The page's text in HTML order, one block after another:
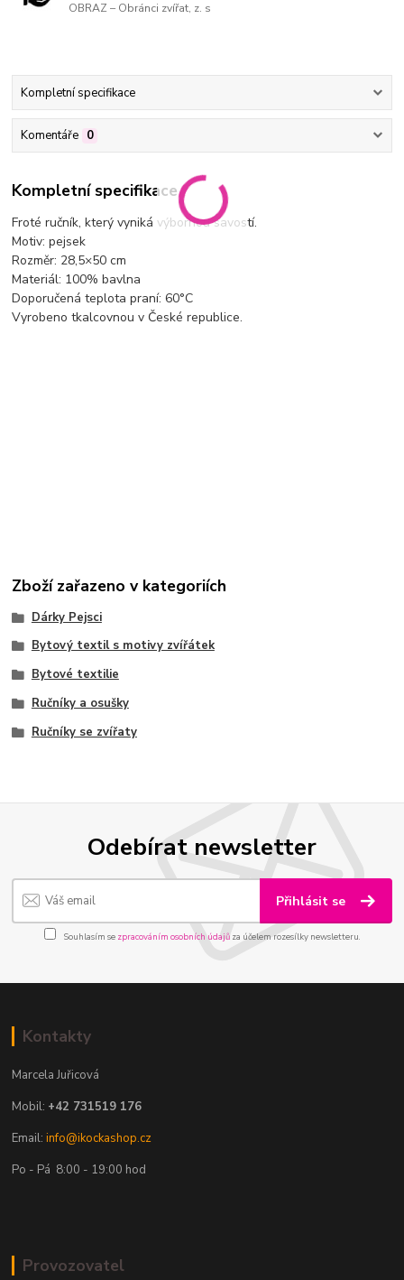
OBRAZ – Obránci zvířat, z. s
Kompletní specifikace
Komentáře 0
Kompletní specifikace
Froté ručník, který vyniká výbornou savostí.
Motiv: pejsek
Rozměr: 28,5×50 cm
Materiál: 100% bavlna
Doporučená teplota praní: 60°C
Vyrobeno tkalcovnou v České republice.
Zboží zařazeno v kategoriích
Dárky Pejsci
Bytový textil s motivy zvířátek
Bytové textilie
Ručníky a osušky
Ručníky se zvířaty
Odebírat newsletter
Přihlásit se
Souhlasím se zpracováním osobních údajůza účelem rozesílky newsletteru.
Kontakty
Marcela Juřicová
Mobil: +42 731519 176
Email:info@ikockashop.cz
Po - Pá 8:00 - 19:00 hod
Provozovatel